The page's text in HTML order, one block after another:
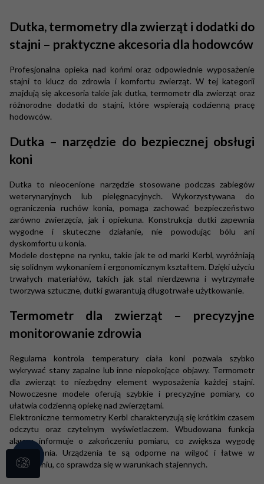
Dutka, termometry dla zwierząt i dodatki do
stajni – praktyczne akcesoria dla hodowców
Profesjonalna opieka nad końmi oraz odpowiednie wyposażenie
stajni to klucz do zdrowia i komfortu zwierząt. W tej kategorii
znajdują się akcesoria takie jak dutka, termometr dla zwierząt oraz
różnorodne dodatki do stajni, które wspierają codzienną pracę
hodowców.
Dutka – narzędzie do bezpiecznej obsługi
koni
Dutka to nieocenione narzędzie stosowane podczas zabiegów
weterynaryjnych lub pielęgnacyjnych. Wykorzystywana do
ograniczenia ruchów konia, pomaga zachować bezpieczeństwo
zarówno zwierzęcia, jak i opiekuna. Konstrukcja dutki zapewnia
wygodne i skuteczne działanie, nie powodując bólu ani
dyskomfortu u konia.
Modele dostępne na rynku, takie jak te od marki Kerbl, wyróżniają
się solidnym wykonaniem i ergonomicznym kształtem. Dzięki użyciu
trwałych materiałów, takich jak stal nierdzewna i wytrzymałe
tworzywa sztuczne, dutki gwarantują długotrwałe użytkowanie.
Termometr dla zwierząt – precyzyjne
monitorowanie zdrowia
Regularna kontrola temperatury ciała koni pozwala szybko
wykrywać stany zapalne lub inne niepokojące objawy. Termometr
dla zwierząt to niezbędny element wyposażenia każdej stajni.
Nowoczesne modele oferują szybkie i precyzyjne pomiary, co
ułatwia codzienną opiekę nad zwierzętami.
Elektroniczne termometry Kerbl charakteryzują się krótkim czasem
odczytu oraz czytelnym wyświetlaczem. Wbudowana funkcja
alarmu informuje o zakończeniu pomiaru, co zwiększa wygodę
użytkowania. Urządzenia te są odporne na wilgoć i łatwe w
czyszczeniu, co sprawdza się w warunkach stajennych.